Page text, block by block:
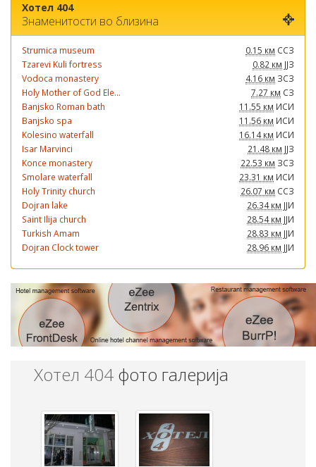
Хотел 404
Знаменитости во близина
Strumica museum 0.15 км ССЗ
Tzarevi Kuli fortress
0.82 км ЈЈЗ
Vodoca monastery
4.16 км ЗСЗ
Holy Mother of God Ele...
7.27 км СЗ
Banjsko Roman bath
11.55 км ИСИ
Banjsko spa
11.56 км ИСИ
Kolesino waterfall
16.14 км ИСИ
Isar Marvinci
21.48 км ЈЈЗ
Konce monastery
22.53 км ЗСЗ
Smolare waterfall
23.31 км ИСИ
Holy Trinity church
26.07 км ССЗ
Dojran lake
26.34 км ЈЈИ
Saint Ilija church
28.54 км ЈЈИ
Turkish Amam
28.83 км ЈЈИ
Dojran Clock tower
28.96 км ЈЈИ
Хотел 404 фото галерија